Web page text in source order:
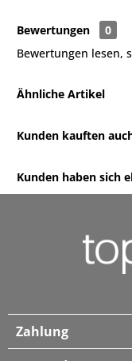
Bewertungen
0
Bewertungen lesen,
Ähnliche Artikel
Kunden kauften
Kunden haben sich
Zahlung